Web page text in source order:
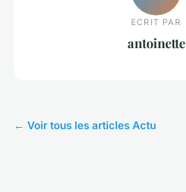
ECRIT PAR
antoinette
← Voir tous les articles Actu